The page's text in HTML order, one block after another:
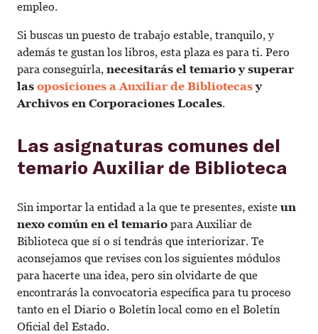
empleo.
Si buscas un puesto de trabajo estable, tranquilo, y
además te gustan los libros, esta plaza es para ti. Pero
para conseguirla, necesitarás el temario y superar
las oposiciones a Auxiliar de Bibliotecasy
Archivos en Corporaciones Locales.
Las asignaturas comunes del
temario Auxiliar de Biblioteca
Sin importar la entidad a la que te presentes, existe un
nexo común en el temario para Auxiliar de
Biblioteca que sí o sí tendrás que interiorizar. Te
aconsejamos que revises con los siguientes módulos
para hacerte una idea, pero sin olvidarte de que
encontrarás la convocatoria específica para tu proceso
tanto en el Diario o Boletín local como en el Boletín
Oficial del Estado.